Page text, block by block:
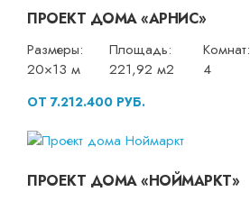
ПРОЕКТ ДОМА «АРНИС»
Размеры:
20×13 м
Площадь:
221,92 м2
Комнат:
4
ОТ 7.212.400 РУБ.
ПРОЕКТ ДОМА «НОЙМАРКТ»